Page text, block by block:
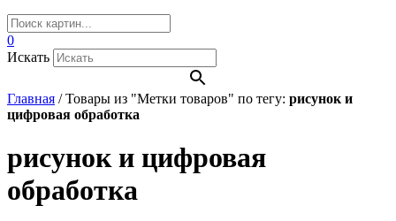
0
Искать
Главная /Товары из "Метки товаров" по тегу: рисунок и
цифровая обработка
рисунок и цифровая
обработка